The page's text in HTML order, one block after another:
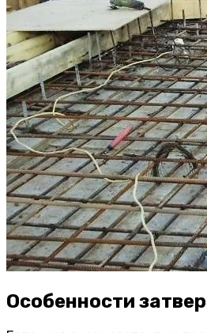
Особенности